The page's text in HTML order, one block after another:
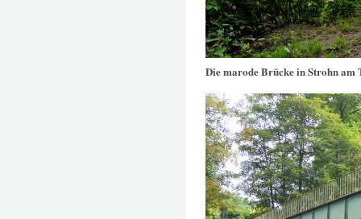
Die marode Brücke in Strohn